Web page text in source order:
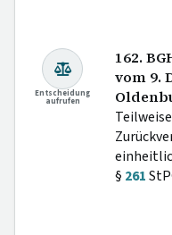
Entscheidung
aufrufen
162.
vom 9.
§ 261